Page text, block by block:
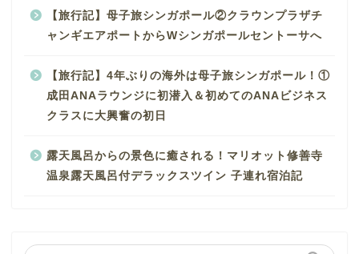
【旅行記】母子旅シンガポール②クラウンプラザチ
ャンギエアポートからWシンガポールセントーサへ
【旅行記】4年ぶりの海外は母子旅シンガポール！①
成田ANAラウンジに初潜入＆初めてのANAビジネス
クラスに大興奮の初日
露天風呂からの景色に癒される！マリオット修善寺
温泉露天風呂付デラックスツイン 子連れ宿泊記